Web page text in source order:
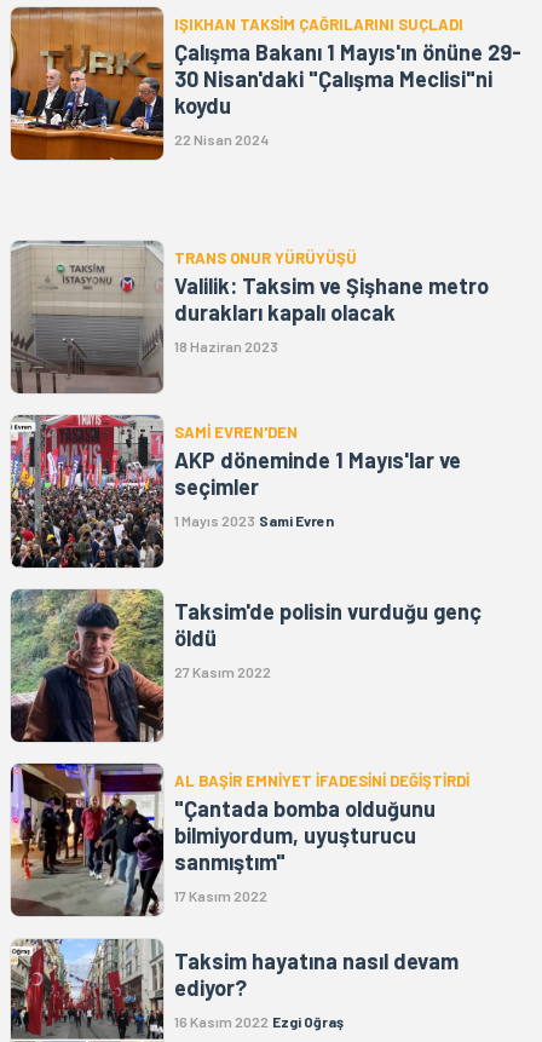
IŞIKHAN TAKSİM ÇAĞRILARINI SUÇLADI
Çalışma Bakanı 1 Mayıs'ın önüne 29-
30 Nisan'daki "Çalışma Meclisi"ni
koydu
22 Nisan 2024
TRANS ONUR YÜRÜYÜŞÜ
Valilik: Taksim ve Şişhane metro
durakları kapalı olacak
18 Haziran 2023
SAMİ EVREN'DEN
AKP döneminde 1 Mayıs'lar ve
seçimler
1 Mayıs 2023 Sami Evren
Taksim'de polisin vurduğu genç
öldü
27 Kasım 2022
AL BAŞİR EMNİYET İFADESİNİ DEĞİŞTİRDİ
"Çantada bomba olduğunu
bilmiyordum, uyuşturucu
sanmıştım"
17 Kasım 2022
Taksim hayatına nasıl devam
ediyor?
16 Kasım 2022 Ezgi Oğraş